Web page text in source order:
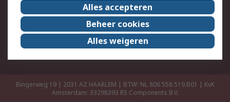
RS Group
Over ons
RS wereldwijd
Werken bij RS
ESG
Bingerweg 19 | 2031 AZ HAARLEM | BTW: NL 806 558 519.B01 | KvK
Amsterdam: 33298393 RS Components B.V.
Alles accepteren
Beheer cookies
Alles weigeren